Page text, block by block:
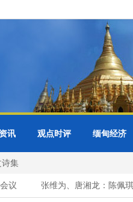
讯 观点时评 缅甸经济
诗集
议 张维为、唐湘龙：陈佩